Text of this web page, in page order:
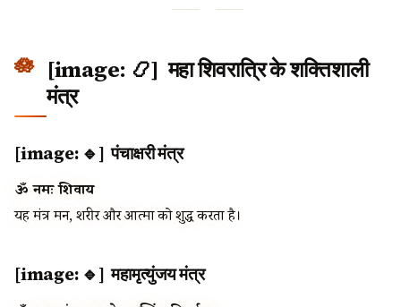
[image: 📿] महा शिवरात्रि के शक्तिशाली
मंत्र
[image: 🔹] पंचाक्षरी मंत्र
ॐ नमः शिवाय
यह मंत्र मन, शरीर और आत्मा को शुद्ध करता है।
[image: 🔹] महामृत्युंजय मंत्र